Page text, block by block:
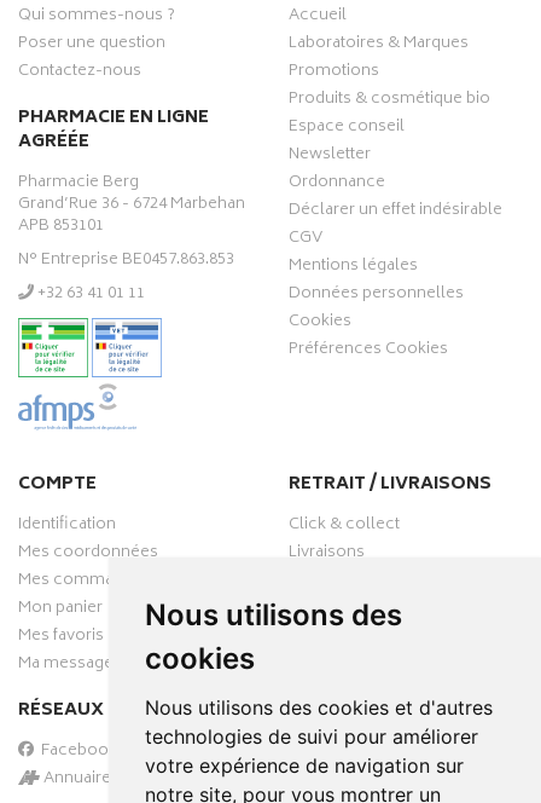
Nous utilisons des
cookies
Nous utilisons des cookies et d'autres
technologies de suivi pour améliorer
votre expérience de navigation sur
notre site, pour vous montrer un
Qui sommes-nous ?
Poser une question
Contactez-nous
PHARMACIE EN LIGNE
AGRÉÉE
Pharmacie Berg
Grand’Rue 36 - 6724 Marbehan
APB 853101
N° Entreprise BE0457.863.853
‭+32 63 41 01 11‬
Accueil
Laboratoires & Marques
Promotions
Produits & cosmétique bio
Espace conseil
Newsletter
Ordonnance
Déclarer un effet indésirable
CGV
Mentions légales
Données personnelles
Cookies
Préférences Cookies
COMPTE
Identification
Mes coordonnées
Mes commandes
Mon panier
Mes favoris
Ma messagerie
RÉSEAUX SOCIAUX
Facebook
Annuaire des pharmacies
RETRAIT / LIVRAISONS
Click & collect
Livraisons